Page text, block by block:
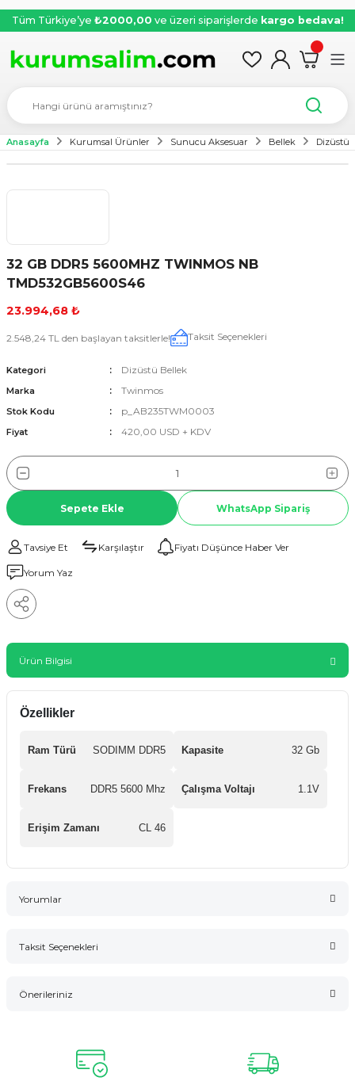
Tüm Türkiye’ye ₺2000,00 ve üzeri siparişlerde kargo bedava!
Anasayfa Kurumsal Ürünler Sunucu Aksesuar Bellek Dizüstü
32 GB DDR5 5600MHZ TWINMOS NB
TMD532GB5600S46
23.994,68 ₺
2.548,24 TL den başlayan taksitlerle! Taksit Seçenekleri
Kategori Dizüstü Bellek
Marka Twinmos
Stok Kodu p_AB235TWM0003
Fiyat 420,00 USD + KDV
Sepete Ekle WhatsApp Sipariş
Tavsiye Et Karşılaştır Fiyatı Düşünce Haber Ver
Yorum Yaz
Ürün Bilgisi
Özellikler
Ram Türü SODIMM DDR5 Kapasite 32 Gb
Frekans DDR5 5600 Mhz Çalışma Voltajı 1.1V
Erişim Zamanı CL 46
Yorumlar
Taksit Seçenekleri
Önerileriniz
konularda yetersiz gördüğünüz noktaları öneri formunu
kullanarak tarafımıza iletebilirsiniz.